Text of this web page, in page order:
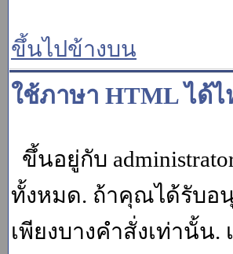
ขึ้นไปข้างบน
ใช้ภาษา HTML ได้ไ
ขึ้นอยู่กับ
ทั้งหมด. ถ้าคุณได้รับอ
เพียงบางคำสั่งเท่านั้น.